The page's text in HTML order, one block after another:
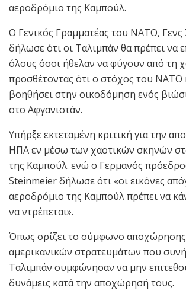
αεροδρόμιο της Καμπούλ.
Ο Γενικός Γραμματέας του ΝΑΤΟ, Γενς
δήλωσε ότι οι Ταλιμπάν θα πρέπει να
όλους όσοι ήθελαν να φύγουν από τη
προσθέτοντας ότι ο στόχος του ΝΑΤΟ
βοηθήσει στην οικοδόμηση ενός
στο Αφγανιστάν.
Υπήρξε εκτεταμένη κριτική για την
ΗΠΑ εν μέσω των χαοτικών σκηνών
της Καμπούλ. ενώ ο Γερμανός
Steinmeier δήλωσε ότι «οι εικόνες
αεροδρόμιο της Καμπούλ πρέπει να
να ντρέπεται».
Όπως ορίζει το σύμφωνο
αμερικανικών στρατευμάτων που
Ταλιμπάν συμφώνησαν να μην
δυνάμεις κατά την αποχώρησή τους.